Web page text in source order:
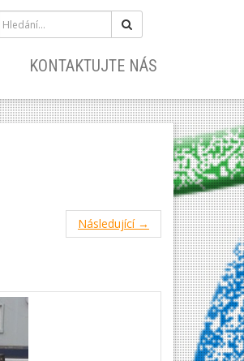
KONTAKTUJTE NÁS
Následující →